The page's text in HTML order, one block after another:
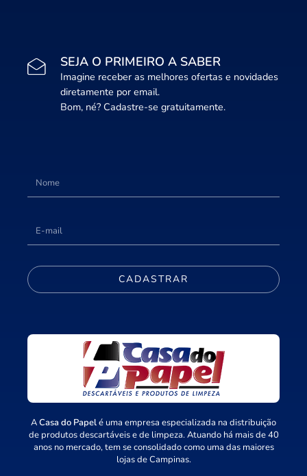
SEJA O PRIMEIRO A SABER
Imagine receber as melhores ofertas e novidades
diretamente por email.
Bom, né? Cadastre-se gratuitamente.
CADASTRAR
ACasa do Papelé uma empresa especializada na distribuição
de produtos descartáveis e de limpeza. Atuando há mais de 40
anos no mercado, tem se consolidado como uma das maiores
lojas de Campinas.